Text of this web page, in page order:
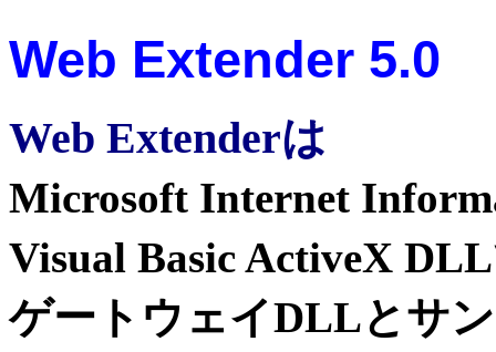
Web Extender 5.0
Web Extenderは
Microsoft Internet
Visual Basic ActiveX
ゲートウェイDLLとサ